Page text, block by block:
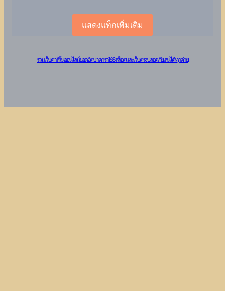
แสดงแท็กเพิ่มเติม
รวมเว็บคาสิโนออนไลน์ยอดฮิต บาคาร่า 168 สล็อต และเว็บตรงปลอดภัย เล่นได้ทุกค่าย